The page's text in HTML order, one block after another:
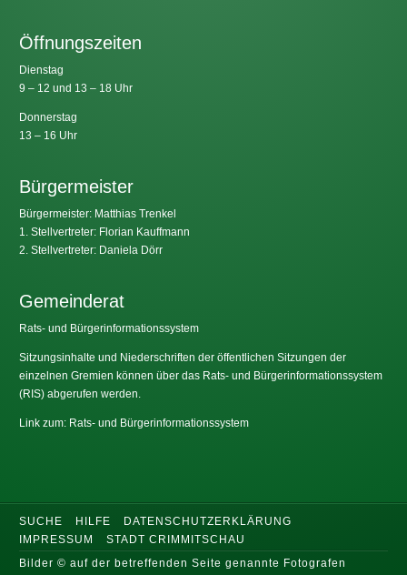
Öffnungszeiten
Dienstag
9 – 12 und 13 – 18 Uhr
Donnerstag
13 – 16 Uhr
Bürgermeister
Bürgermeister: Matthias Trenkel
1. Stellvertreter: Florian Kauffmann
2. Stellvertreter: Daniela Dörr
Gemeinderat
Rats- und Bürgerinformationssystem
Sitzungsinhalte und Niederschriften der öffentlichen Sitzungen der
einzelnen Gremien können über das Rats- und Bürgerinformationssystem
(RIS) abgerufen werden.
Link zum: Rats- und Bürgerinformationssystem
SUCHE HILFE
DATENSCHUTZERKLÄRUNG
IMPRESSUM
STADT CRIMMITSCHAU
Bilder © auf der betreffenden Seite genannte Fotografen